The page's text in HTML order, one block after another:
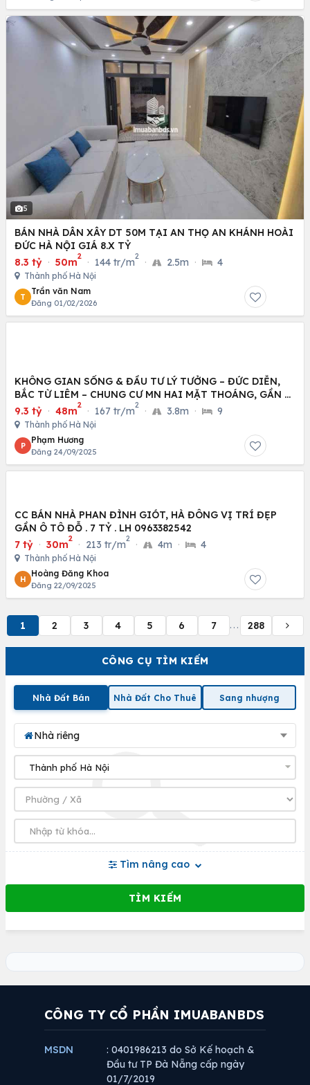
CÔNG CỤ TÌM KIẾM
Nhà Đất Bán Nhà Đất Cho Thuê Sang nhượng
Nhà riêng
Tìm nâng cao
5
BÁN NHÀ DÂN XÂY DT 50M TẠI AN THỌ AN KHÁNH HOÀI
ĐỨC HÀ NỘI GIÁ 8.X TỶ
8.3 tỷ · 50m
2
· 144 tr/m
2
· 2.5m · 4
Thành phố Hà Nội
T
Trần văn Nam
Đăng 01/02/2026
KHÔNG GIAN SỐNG & ĐẦU TƯ LÝ TƯỞNG – ĐỨC DIỄN,
BẮC TỪ LIÊM – CHUNG CƯ MN HAI MẶT THOÁNG, GẦN Ô
TÔ
9.3 tỷ · 48m
2
· 167 tr/m
2
· 3.8m · 9
Thành phố Hà Nội
P
Phạm Hương
Đăng 24/09/2025
CC BÁN NHÀ PHAN ĐÌNH GIÓT, HÀ ĐÔNG VỊ TRÍ ĐẸP
GẦN Ô TÔ ĐỖ . 7 TỶ . LH 0963382542
7 tỷ · 30m
2
· 213 tr/m
2
· 4m · 4
Thành phố Hà Nội
H
Hoàng Đăng Khoa
Đăng 22/09/2025
1 2 3 4 5 6 7 ... 288
CÔNG TY CỔ PHẦN IMUABANBDS
MSDN
: 0401986213 do Sở Kế hoạch &
Đầu tư TP Đà Nẵng cấp ngày
01/7/2019